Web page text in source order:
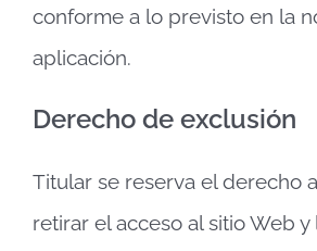
conforme a lo previsto en la
aplicación.
Derecho de exclusión
Titular se reserva el derecho
retirar el acceso al sitio Web y